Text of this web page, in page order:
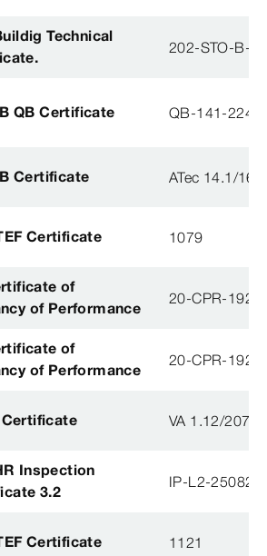
Technical
202-STO-B-
QB Certificate QB-141-
Certificate ATec 14.1/16-
Certificate 1079
of
of Performance
20-CPR-192-
of
of Performance
20-CPR-192-
Certificate VA 1.12/20786
Inspection
3.2
IP-L2-250825
Certificate 1121